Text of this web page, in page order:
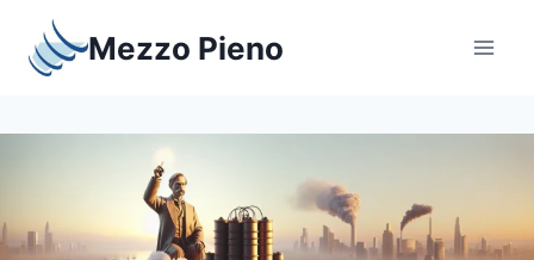
contenuto
Mezzo Pieno